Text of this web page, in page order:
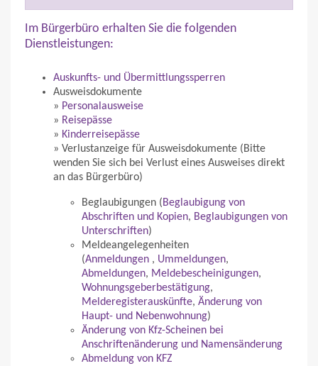
Im Bürgerbüro erhalten Sie die folgenden
Dienstleistungen:
Auskunfts- und Übermittlungssperren
Ausweisdokumente
» Personalausweise
» Reisepässe
» Kinderreisepässe
» Verlustanzeige für Ausweisdokumente (Bitte
wenden Sie sich bei Verlust eines Ausweises direkt
an das Bürgerbüro)
Beglaubigungen (Beglaubigung von
Abschriften und Kopien, Beglaubigungen von
Unterschriften)
Meldeangelegenheiten
(Anmeldungen , Ummeldungen,
Abmeldungen, Meldebescheinigungen,
Wohnungsgeberbestätigung,
Melderegisterauskünfte, Änderung von
Haupt- und Nebenwohnung)
Änderung von Kfz-Scheinen bei
Anschriftenänderung und Namensänderung
Abmeldung von KFZ